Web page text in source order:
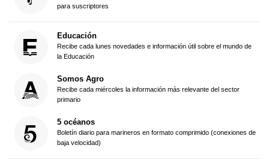
para suscriptores
Educación
Recibe cada lunes novedades e información útil sobre el mundo de
la Educación
Somos Agro
Recibe cada miércoles la información más relevante del sector
primario
5 océanos
Boletín diario para marineros en formato comprimido (conexiones de
baja velocidad)